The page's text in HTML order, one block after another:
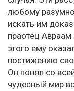
любому
искать им
праотец
этого ему
постижению
Он понял со
чудесный мир